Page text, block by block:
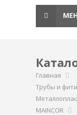
Главная
Трубы и
MAINCOR